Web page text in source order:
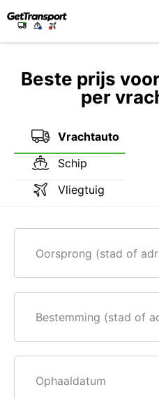
Beste prijs
per
Vrachtauto
Schip
Vliegtuig
Oorsprong (stad of
Bestemming (stad of
Ophaaldatum